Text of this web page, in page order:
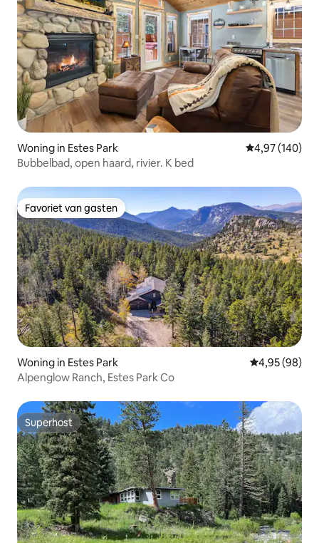
Woning in Estes Park Gemiddelde
4,97 (140)
Bubbelbad, open haard, rivier. K bed
Favoriet van gasten
Favoriet van gasten
Woning in Estes Park Gemiddelde
4,95 (98)
Alpenglow Ranch, Estes Park Co
Superhost
Superhost